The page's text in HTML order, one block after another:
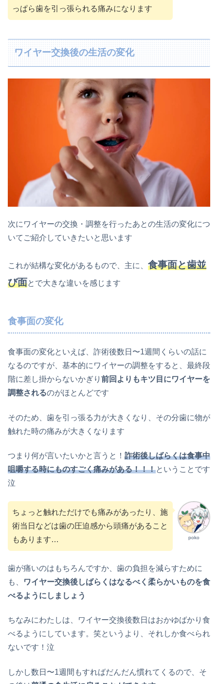
っぱら歯を引っ張られる痛みになります
ワイヤー交換後の生活の変化
次にワイヤーの交換・調整を行ったあとの生活の変化につ
いてご紹介していきたいと思います
これが結構な変化があるもので、主に、 食事面と歯並
び面とで大きな違いを感じます
食事面の変化
食事面の変化といえば、詐術後数日〜1週間くらいの話に
なるのですが、基本的にワイヤーの調整をすると、最終段
階に差し掛からないかぎり 前回よりもキツ目にワイヤーを
調整されるのがほとんどです
そのため、歯を引っ張る力が大きくなり、その分歯に物が
触れた時の痛みが大きくなります
つまり何が言いたいかと言うと！ 詐術後しばらくは食事中
咀嚼する時にものすごく痛みがある！！！ということです
泣
poko
ちょっと触れただけでも痛みがあったり、施
術当日などは歯の圧迫感から頭痛があること
もあります…
歯が痛いのはもちろんですか、歯の負担を減らすために
も、
ワイヤー交換後しばらくはなるべく柔らかいものを食
べるようにしましょう
ちなみにわたしは、ワイヤー交換後数日はおかゆばかり食
べるようにしています。笑というより、それしか食べられ
ないです！泣
しかし数日〜1週間もすればだんだん慣れてくるので、そ